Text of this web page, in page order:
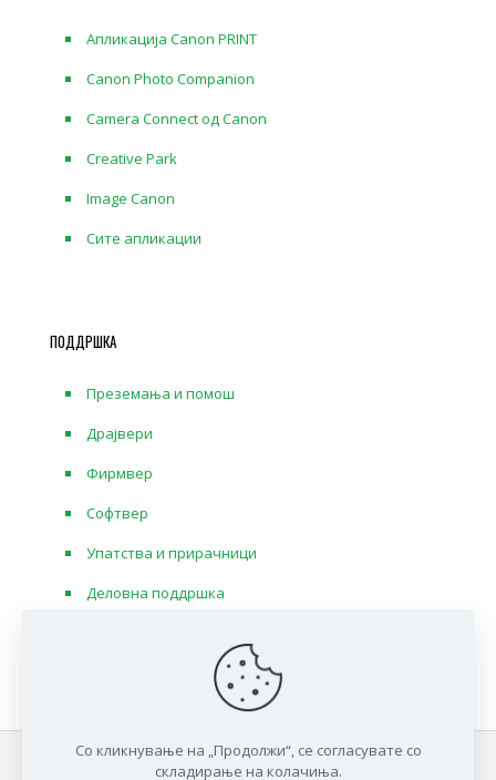
Апликација Canon PRINT
Canon Photo Companion
Camera Connect од Canon
Creative Park
Image Canon
Сите апликации
ПОДДРШКА
Преземања и помош
Драјвери
Фирмвер
Софтвер
Упатства и прирачници
Деловна поддршка
Со кликнување на „Продолжи“, се согласувате со
складирање на колачиња.